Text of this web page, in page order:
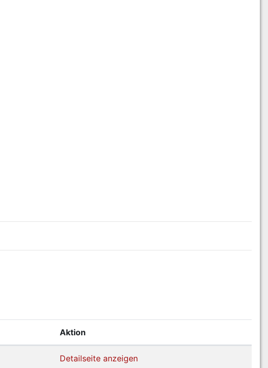
Aktion
Detailseite anzeigen